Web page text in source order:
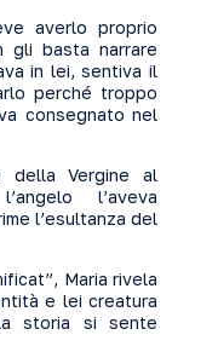
averlo proprio
gli basta narrare
in lei, sentiva il
perché troppo
consegnato nel
della Vergine al
l’aveva
l’esultanza del
Maria rivela
e lei creatura
storia si sente